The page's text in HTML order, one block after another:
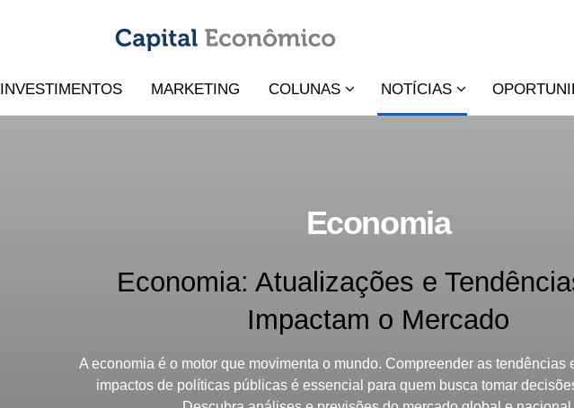
INVESTIMENTOS MARKETING COLUNAS NOTÍCIAS
Economia
Economia: Atualizações e
Impactam o Mercado
A economia é o motor que movimenta o mundo. Compreender as tendências
impactos de políticas públicas é essencial para quem busca tomar